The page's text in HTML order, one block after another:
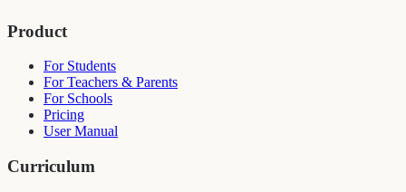
Product
For Students
For Teachers & Parents
For Schools
Pricing
User Manual
Curriculum